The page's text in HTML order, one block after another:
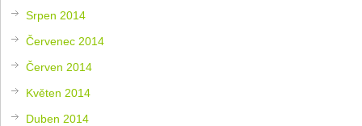
Srpen 2014
Červenec 2014
Červen 2014
Květen 2014
Duben 2014